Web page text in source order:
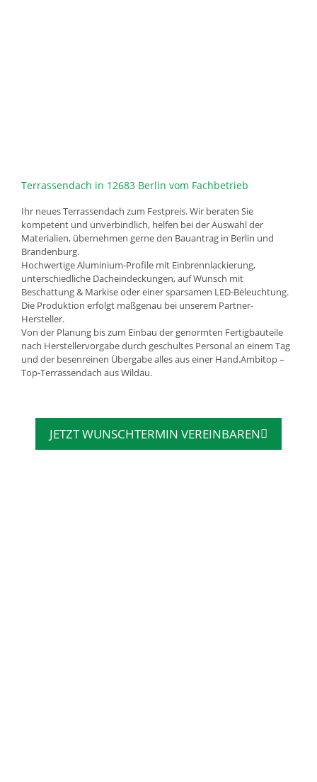
Terrassendach in 12683 Berlin vom Fachbetrieb
Ihr neues Terrassendach zum Festpreis. Wir beraten Sie
kompetent und unverbindlich, helfen bei der Auswahl der
Materialien, übernehmen gerne den Bauantrag in Berlin und
Brandenburg.
Hochwertige Aluminium-Profile mit Einbrennlackierung,
unterschiedliche Dacheindeckungen, auf Wunsch mit
Beschattung & Markise oder einer sparsamen LED-Beleuchtung.
Die Produktion erfolgt maßgenau bei unserem Partner-
Hersteller.
Von der Planung bis zum Einbau der genormten Fertigbauteile
nach Herstellervorgabe durch geschultes Personal an einem Tag
und der besenreinen Übergabe alles aus einer Hand.Ambitop –
Top-Terrassendach aus Wildau.
JETZT WUNSCHTERMIN VEREINBAREN